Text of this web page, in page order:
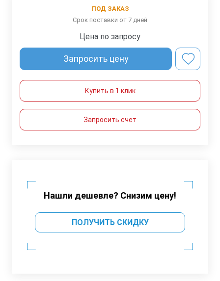
ПОД ЗАКАЗ
Срок поставки от 7 дней
Цена по запросу
Запросить цену
Купить в 1 клик
Запросить счет
Нашли дешевле? Снизим цену!
ПОЛУЧИТЬ СКИДКУ